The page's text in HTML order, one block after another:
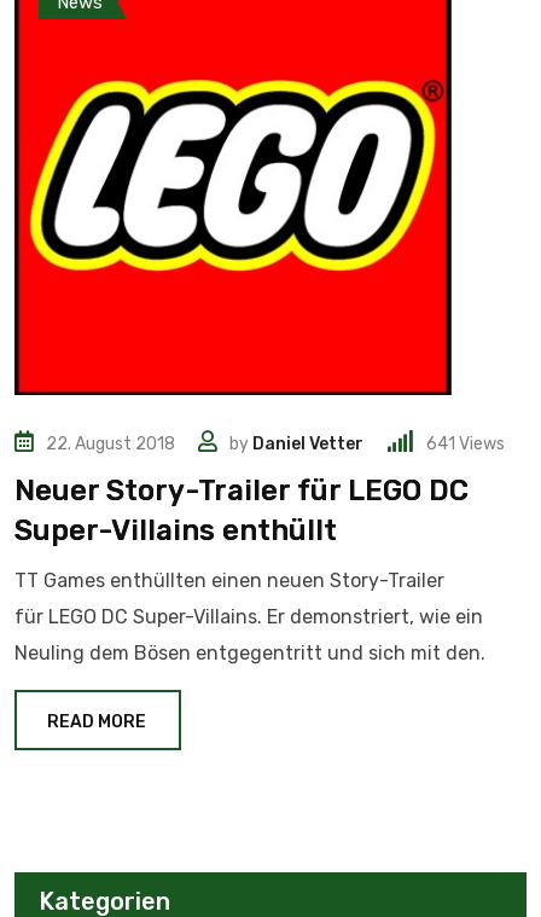
22. August 2018 by Daniel Vetter 641 Views
Neuer Story-Trailer für LEGO DC
Super-Villains enthüllt
TT Games enthüllten einen neuen Story-Trailer
für LEGO DC Super-Villains. Er demonstriert, wie ein
Neuling dem Bösen entgegentritt und sich mit den.
READ MORE
Kategorien